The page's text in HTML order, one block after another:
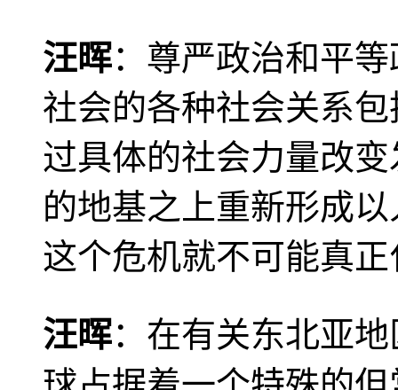
汪晖：尊严政治和平
社会的各种社会关系
过具体的社会力量改
的地基之上重新形成
这个危机就不可能真
汪晖：在有关东北亚